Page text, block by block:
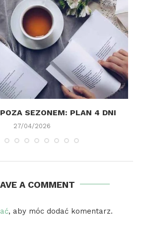
SEZONEM: PLAN 4 DNI
27/04/2026
A COMMENT
, aby móc dodać komentarz.